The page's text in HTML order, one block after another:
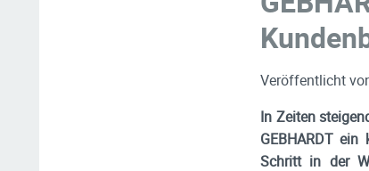
Veröffentlicht
In Zeiten
GEBHARDT
Schritt in der